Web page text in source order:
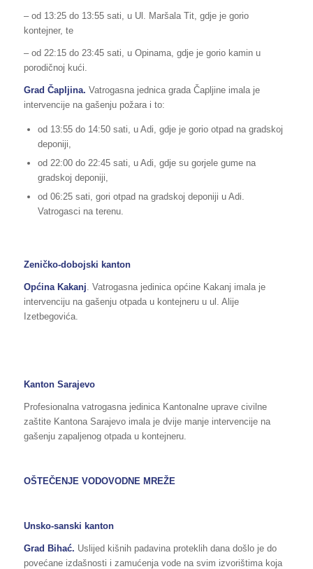
– od 13:25 do 13:55 sati, u Ul. Maršala Tit, gdje je gorio
kontejner, te
– od 22:15 do 23:45 sati, u Opinama, gdje je gorio kamin u
porodičnoj kući.
Grad Čapljina. Vatrogasna jednica grada Čapljine imala je
intervencije na gašenju požara i to:
od 13:55 do 14:50 sati, u Adi, gdje je gorio otpad na gradskoj
deponiji,
od 22:00 do 22:45 sati, u Adi, gdje su gorjele gume na
gradskoj deponiji,
od 06:25 sati, gori otpad na gradskoj deponiji u Adi.
Vatrogasci na terenu.
Zeničko-dobojski kanton
Općina Kakanj. Vatrogasna jedinica općine Kakanj imala je
intervenciju na gašenju otpada u kontejneru u ul. Alije
Izetbegovića.
Kanton Sarajevo
Profesionalna vatrogasna jedinica Kantonalne uprave civilne
zaštite Kantona Sarajevo imala je dvije manje intervencije na
gašenju zapaljenog otpada u kontejneru.
OŠTEČENJE VODOVODNE MREŽE
Unsko-sanski kanton
Grad Bihać. Uslijed kišnih padavina proteklih dana došlo je do
povećane izdašnosti i zamućenja vode na svim izvorištima koja